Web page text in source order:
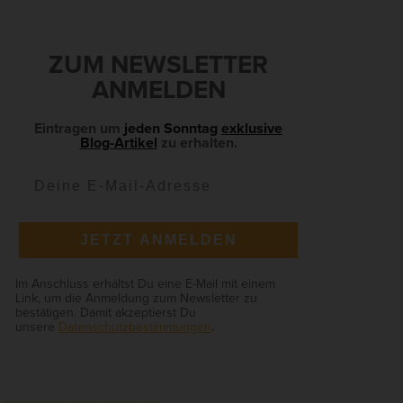
ZUM NEWSLETTER
ANMELDEN
Eintragen um jeden Sonntag exklusive
Blog-Artikel
zu erhalten.
JETZT ANMELDEN
Im Anschluss erhältst Du eine E-Mail mit einem
Link, um die Anmeldung zum Newsletter zu
bestätigen. Damit akzeptierst Du
unsere Datenschutzbestimmungen .
Anonyme Statistiken